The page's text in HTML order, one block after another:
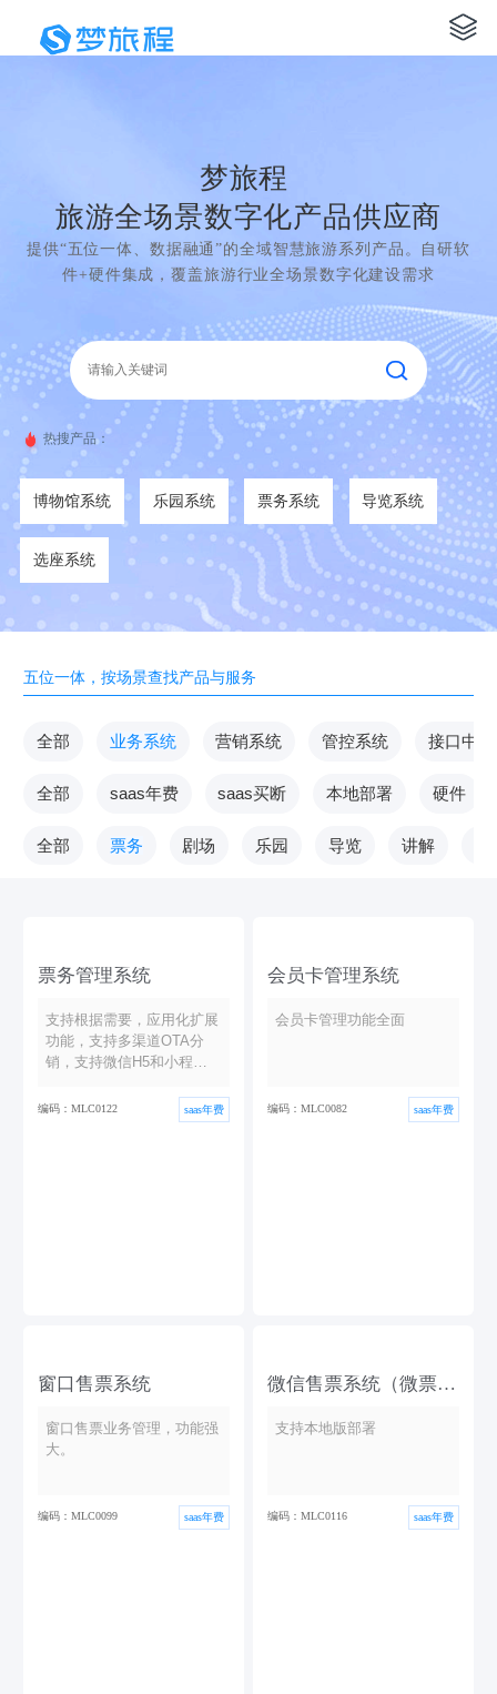
梦旅程
旅游全场景数字化产品供应商
提供“五位一体、数据融通”的全域智慧旅游系列产品。自研软
件+硬件集成，覆盖旅游行业全场景数字化建设需求
热搜产品：
博物馆系统 乐园系统 票务系统 导览系统
选座系统
五位一体，按场景查找产品与服务
全部 业务系统 营销系统 管控系统 接口中台
全部 saas年费 saas买断 本地部署 硬件
全部 票务 剧场 乐园 导览 讲解
票务管理系统
支持根据需要，应用化扩展
功能，支持多渠道OTA分
销，支持微信H5和小程序
检票...
编码：MLC0122 saas年费
会员卡管理系统
会员卡管理功能全面
编码：MLC0082 saas年费
窗口售票系统
窗口售票业务管理，功能强
大。
编码：MLC0099 saas年费
微信售票系统（微票
支持本地版部署
编码：MLC0116 saas年费